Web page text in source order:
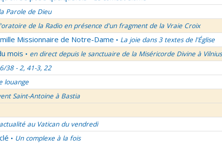
Parole de Dieu
de la Radio en présence d'un fragment de la Vraie Croix
Missionnaire de Notre-Dame • La joie dans 3 textes de l'Église
mois • en direct depuis le sanctuaire de la Miséricorde Divine à Vilnius
38 - 2, 41-3, 22
louange
Saint-Antoine à Bastia
au Vatican du vendredi
• Un complexe à la fois